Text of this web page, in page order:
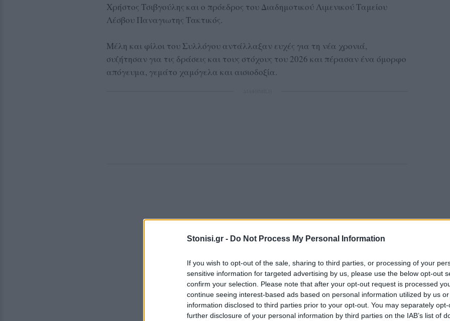
Stonisi.gr - Do Not Process My Personal Information
If you wish to opt-out of the sale, sharing to third parties, or processing of your
sensitive information for targeted advertising by us, please use the below opt-out
confirm your selection. Please note that after your opt-out request is processed
continue seeing interest-based ads based on personal information utilized by us
information disclosed to third parties prior to your opt-out. You may separately
further disclosure of your personal information by third parties on the IAB’s list of
Χρήστος Τσιβγούλης και ο πρόεδρος του Διαδημοτικού Λιμενικού Ταμείου
Λέσβου Παναγιωτης Τακτικός.
Μέλη και φίλοι του Συλλόγου αντάλλαξαν ευχές για τη νέα χρονιά,
συζήτησαν για τις δράσεις και τους στόχους του 2026 και πέρασαν ένα όμορφο
απόγευμα, γεμάτο χαμόγελα και αισιοδοξία.